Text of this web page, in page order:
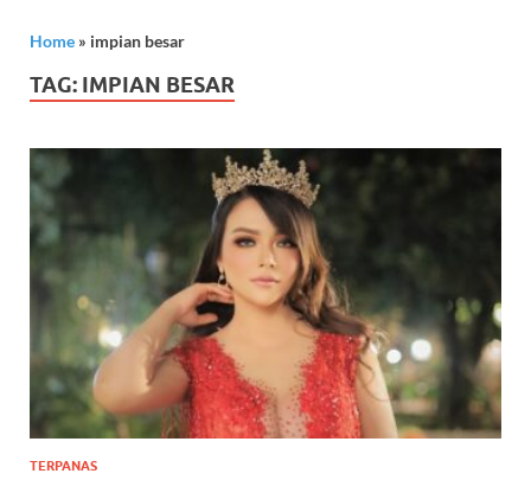
Home » impian besar
TAG: IMPIAN BESAR
TERPANAS